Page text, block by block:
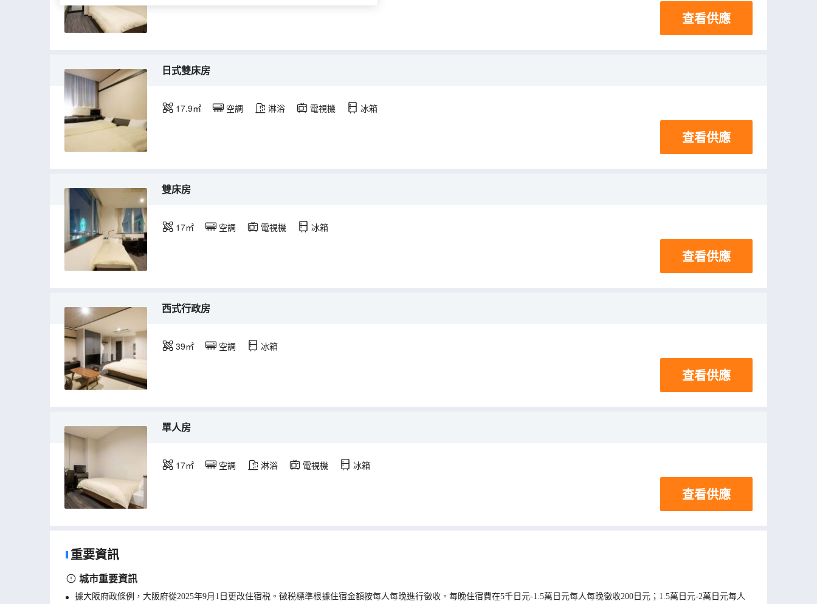
查看供應
日式雙床房
17.9㎡ 空調 淋浴 電視機 冰箱
查看供應
雙床房
17㎡ 空調 電視機 冰箱
查看供應
西式行政房
39㎡ 空調 冰箱
查看供應
單人房
17㎡ 空調 淋浴 電視機 冰箱
查看供應
重要資訊
城市重要資訊
據大阪府政條例，大阪府從2025年9月1日更改住宿税。徵税標準根據住宿金額按每人每晚進行徵收。每晚住宿費在5千日元-1.5萬日元每人每晚徵收200日元；1.5萬日元-2萬日元每人